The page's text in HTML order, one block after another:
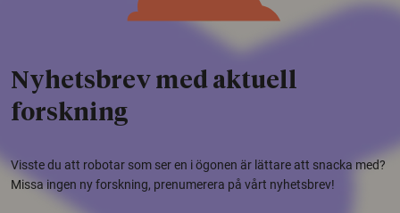
Nyhetsbrev med aktuell
forskning
Visste du att robotar som ser en i ögonen är lättare att snacka med?
Missa ingen ny forskning, prenumerera på vårt nyhetsbrev!